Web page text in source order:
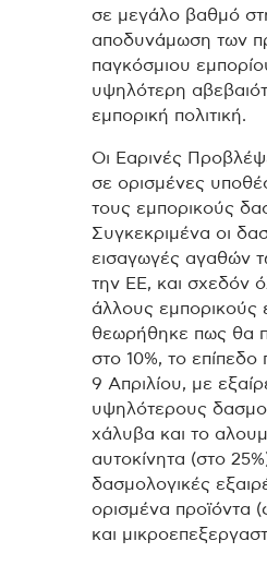
σε μεγάλο βαθμό
αποδυνάμωση των
παγκόσμιου
υψηλότερη
εμπορική πολιτική.
Οι Εαρινές
σε ορισμένες
τους εμπορικούς
Συγκεκριμένα οι
εισαγωγές αγαθών
την ΕΕ, και σχεδόν
άλλους εμπορικούς
θεωρήθηκε πως θα
στο 10%, το επίπεδο
9 Απριλίου, με
υψηλότερους
χάλυβα και το
αυτοκίνητα (στο
δασμολογικές
ορισμένα προϊόντα
και